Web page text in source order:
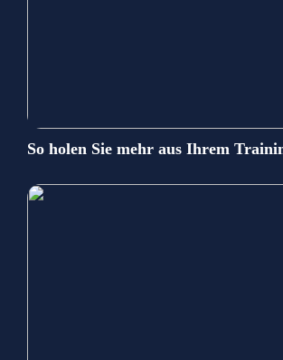
So holen Sie mehr aus Ihrem